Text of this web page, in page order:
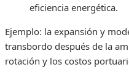
eficiencia energética.
Ejemplo: la expansión y
transbordo después de la
rotación y los costos